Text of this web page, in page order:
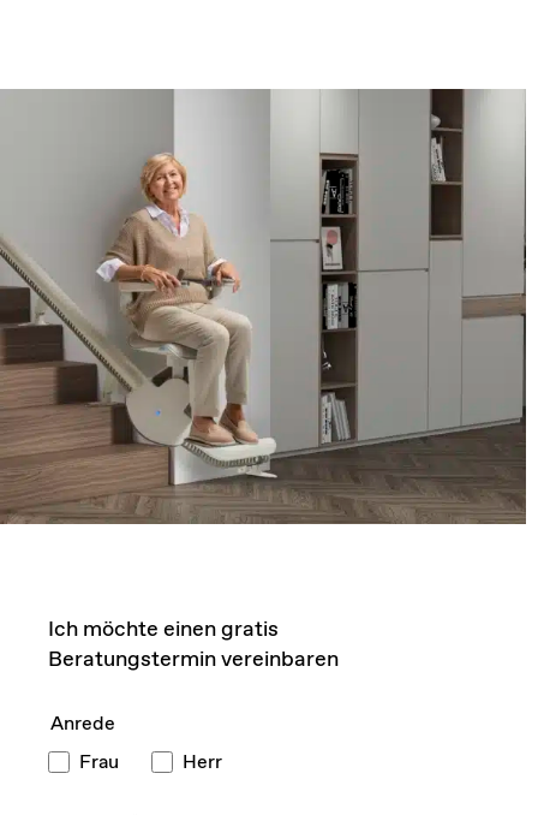
Ich möchte einen gratis
Beratungstermin vereinbaren
Anrede
Frau
Herr